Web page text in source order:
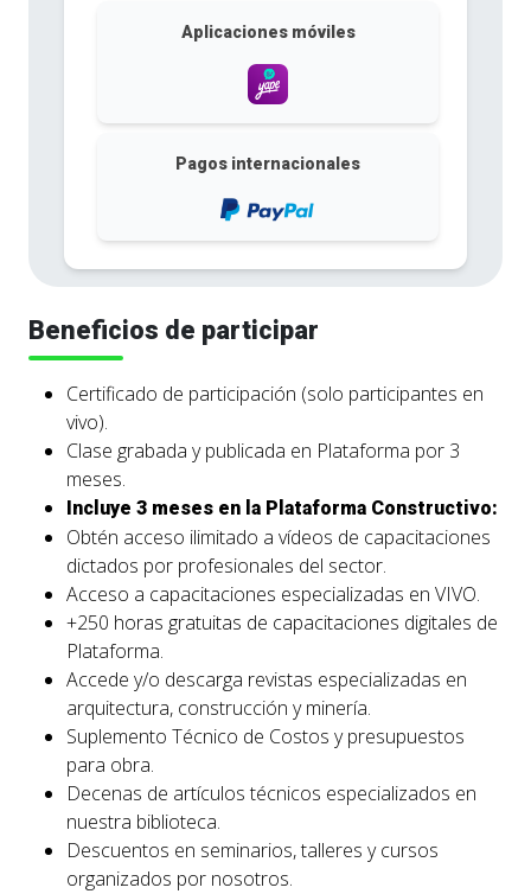
Aplicaciones móviles
Pagos internacionales
Beneficios de participar
Certificado de participación (solo participantes en
vivo).
Clase grabada y publicada en Plataforma por 3
meses.
Incluye 3 meses en la Plataforma Constructivo:
Obtén acceso ilimitado a vídeos de capacitaciones
dictados por profesionales del sector.
Acceso a capacitaciones especializadas en VIVO.
+250 horas gratuitas de capacitaciones digitales de
Plataforma.
Accede y/o descarga revistas especializadas en
arquitectura, construcción y minería.
Suplemento Técnico de Costos y presupuestos
para obra.
Decenas de artículos técnicos especializados en
nuestra biblioteca.
Descuentos en seminarios, talleres y cursos
organizados por nosotros.